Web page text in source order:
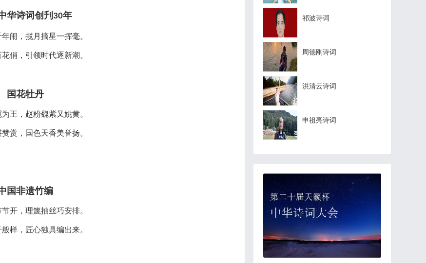
华诗词创刋 30年
闹，揽月摘星一挥毫。
俏，引领时代逐新潮。
国花牡丹
王，赵粉魏紫又姚黄。
赏，国色天香美誉扬。
国非遗竹编
开，理篾抽丝巧安排。
样，匠心独具编出来。
祁波诗词
周德刚诗词
洪清云诗词
申祖亮诗词